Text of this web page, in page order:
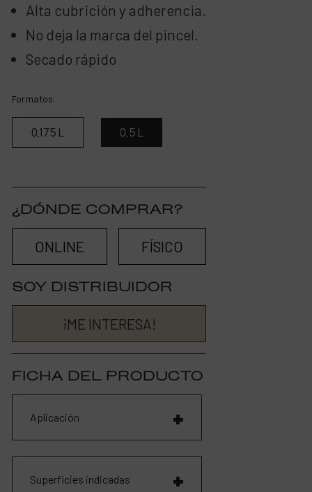
Alta cubrición y adherencia.
No deja la marca del pincel.
Secado rápido
Formatos:
0,175 L 0,5 L
¿DÓNDE COMPRAR?
ONLINE FÍSICO
SOY DISTRIBUIDOR
¡ME INTERESA!
FICHA DEL PRODUCTO
Aplicación
Superficies indicadas